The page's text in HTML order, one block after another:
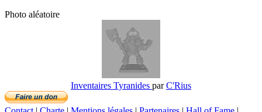
Photo aléatoire
Inventaires Tyranides parC'Rius